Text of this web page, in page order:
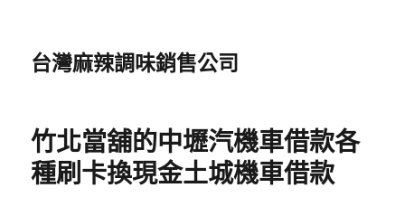
台灣麻辣調味銷售公司
竹北當舖的中壢汽機車借款各
種刷卡換現金土城機車借款